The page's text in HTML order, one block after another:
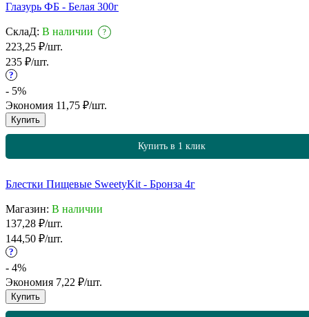
Глазурь ФБ - Белая 300г
СклаД: В наличии ?
223,25 ₽/шт.
235 ₽/шт.
?
- 5%
Экономия 11,75 ₽/шт.
Купить
Купить в 1 клик
Блестки Пищевые SweetyKit - Бронза 4г
Магазин: В наличии
137,28 ₽/шт.
144,50 ₽/шт.
?
- 4%
Экономия 7,22 ₽/шт.
Купить